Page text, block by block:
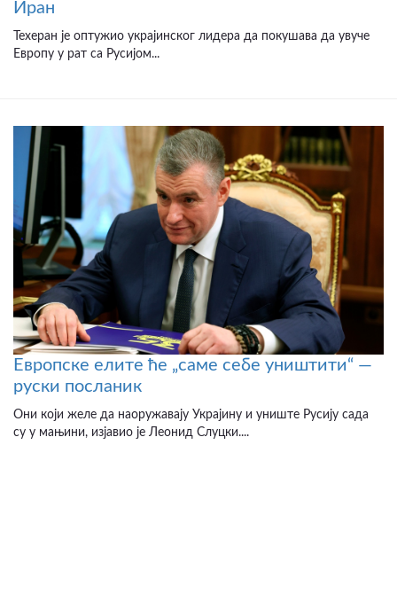
Иран
Техеран је оптужио украјинског лидера да покушава да увуче
Европу у рат са Русијом...
Европске елите ће „саме себе уништити“ —
руски посланик
Они који желе да наоружавају Украјину и униште Русију сада
су у мањини, изјавио је Леонид Слуцки....